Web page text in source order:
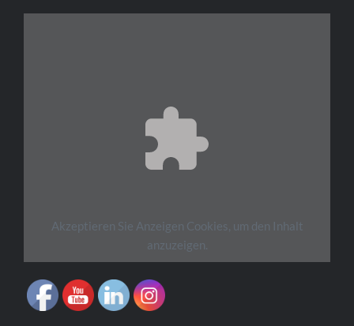
Akzeptieren Sie Anzeigen Cookies, um den Inhalt
anzuzeigen.